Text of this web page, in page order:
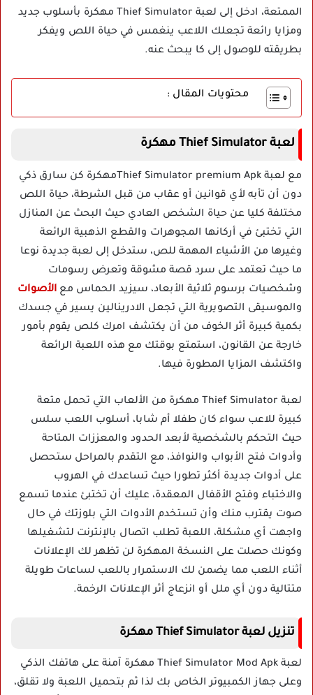
الممتعة، ادخل إلى لعبة Thief Simulator مهكرة بأسلوب جديد
ومزايا رائعة تجعلك اللاعب ينغمس في حياة اللص ويفكر
بطريقته للوصول إلى كا يبحث عنه.
محتويات المقال :
لعبة Thief Simulator مهكرة
مع لعبة Thief Simulator premium Apkمهكرة كن سارق ذكي
دون أن تأبه لأي قوانين أو عقاب من قبل الشرطة، حياة اللص
مختلفة كليا عن حياة الشخص العادي حيث البحث عن المنازل
التي تختبئ في أركانها المجوهرات والقطع الذهبية الرائعة
وغيرها من الأشياء المهمة للص، ستدخل إلى لعبة جديدة نوعا
ما حيث تعتمد على سرد قصة مشوقة وتعرض رسومات
وشخصيات برسوم ثلاثية الأبعاد، سيزيد الحماس مع الأصوات
والموسيقى التصويرية التي تجعل الادرينالين يسير في جسدك
بكمية كبيرة أثر الخوف من أن يكتشف امرك كلص يقوم بأمور
خارجة عن القانون، استمتع بوقتك مع هذه اللعبة الرائعة
واكتشف المزايا المطورة فيها.
لعبة Thief Simulator مهكرة من الألعاب التي تحمل متعة
كبيرة للاعب سواء كان طفلا أم شابا، أسلوب اللعب سلس
حيث التحكم بالشخصية لأبعد الحدود والمعززات المتاحة
وأدوات فتح الأبواب والنوافذ، مع التقدم بالمراحل ستحصل
على أدوات جديدة أكثر تطورا حيث تساعدك في الهروب
والاختباء وفتح الأقفال المعقدة، عليك أن تختبئ عندما تسمع
صوت يقترب منك وأن تستخدم الأدوات التي بلوزتك في حال
واجهت أي مشكلة، اللعبة تطلب اتصال بالإنترنت لتشغيلها
وكونك حصلت على النسخة المهكرة لن تظهر لك الإعلانات
أثناء اللعب مما يضمن لك الاستمرار باللعب لساعات طويلة
متتالية دون أي ملل أو انزعاج أثر الإعلانات الرخمة.
تنزيل لعبة Thief Simulator مهكرة
لعبة Thief Simulator Mod Apk مهكرة آمنة على هاتفك الذكي
وعلى جهاز الكمبيوتر الخاص بك لذا ثم بتحميل اللعبة ولا تقلق،